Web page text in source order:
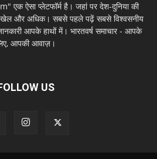
ऐसा प्लेटफॉर्म है। जहां पर देश-दुनिया की
खेल और अधिक। सबसे पहले पढ़ें सबसे विश्वसनीय
आपके हाथों में। भारतवर्ष समाचार - आपके
आपकी आवाज़।
US